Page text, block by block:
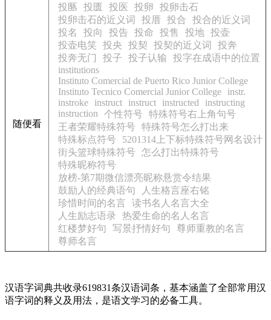
随便看
投匦 投匮 投医 投卵
投卵击石
投卵击石的近义词
投厝 投合
投合的近义词
投名
投向 投告 投命 投售 投地 投壶
投壶电笑
投央 投契 投契的近义词
投奔
投奔无门
投子 投子认输
投字在成语中的位置
institutions
Instituto Comercial de Puerto Rico Junior College
Instituto Tecnico Comercial Junior College
instr.
instroke
instruct instruct instructed
instructing
instruction
个性符号 特殊符号右上角句号
王者荣耀特殊符号 特殊符号怎么打出来
特殊标点符号
5201314上下标特殊符号网名设计
街头篮球特殊符号 怎么打出特殊符号
特殊昵称符号
放榜-第7期微信漂亮昵称悬赏令结果
鼓励人的经典语句
人生格言座右铭
珍惜时间的名言
读书名人名言大全
人生励志语录
热爱生命的名人名言
红楼梦好句
写景抒情好句
尊师重教的名言
尊师名言
汉语字词典共收录619831条汉语词条，基本涵盖了全部常用汉
语字词的释义及用法，是语文学习的必备工具。